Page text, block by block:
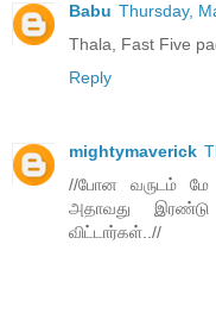
Babu Thursday,
Thala, Fast Five
Reply
mightymaverick
//போன வருடம் மே
அதாவது இரண்டு
விட்டார்கள்..//